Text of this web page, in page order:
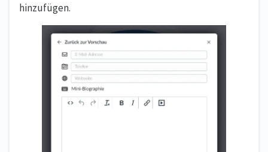
hinzufügen.